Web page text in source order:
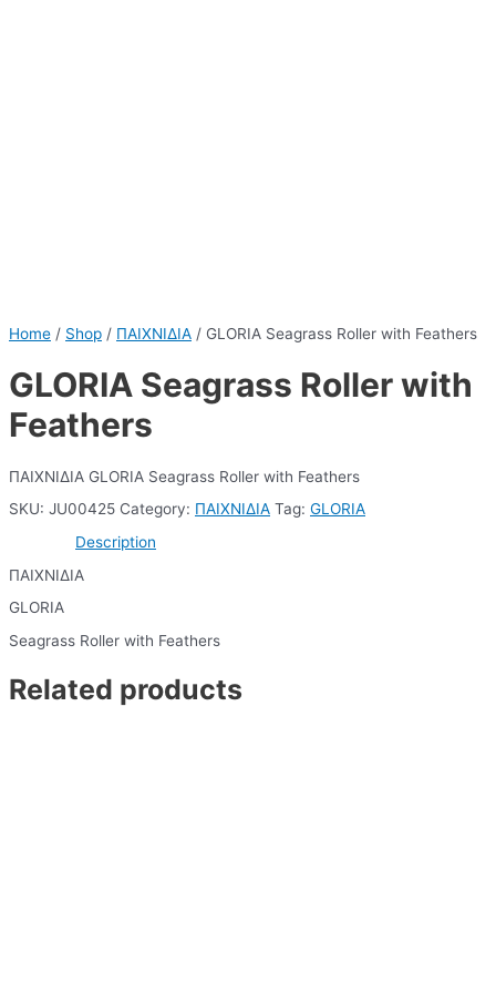
Home / Shop / ΠΑΙΧΝΙΔΙΑ / GLORIA Seagrass Roller with Feathers
GLORIA Seagrass Roller with
Feathers
ΠΑΙΧΝΙΔΙΑ GLORIA Seagrass Roller with Feathers
SKU: JU00425 Category: ΠΑΙΧΝΙΔΙΑ Tag: GLORIA
Description
ΠΑΙΧΝΙΔΙΑ
GLORIA
Seagrass Roller with Feathers
Related products